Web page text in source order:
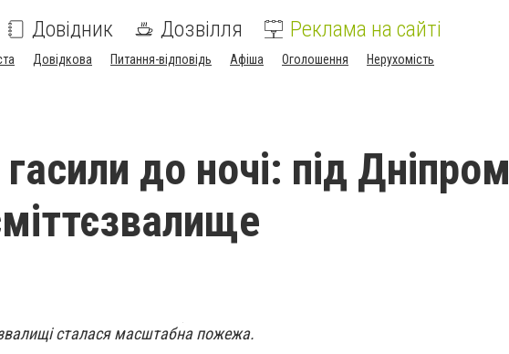
Довідник Дозвілля Реклама на сайті
Довідкова Питання-відповідь Афіша Оголошення Нерухомість
до ночі: під Дніпром
сталася масштабна пожежа.